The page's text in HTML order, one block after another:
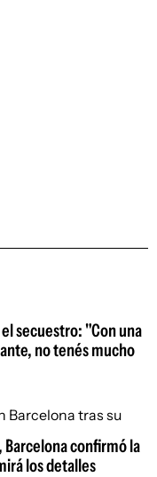
secuestro: "Con una
no tenés mucho
confirmó la
los detalles